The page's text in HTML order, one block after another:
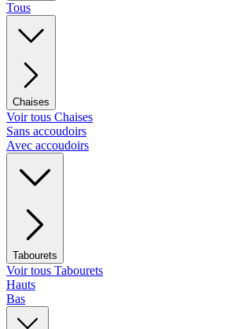
Tous
Chaises
Voir tous Chaises
Sans accoudoirs
Avec accoudoirs
Tabourets
Voir tous Tabourets
Hauts
Bas